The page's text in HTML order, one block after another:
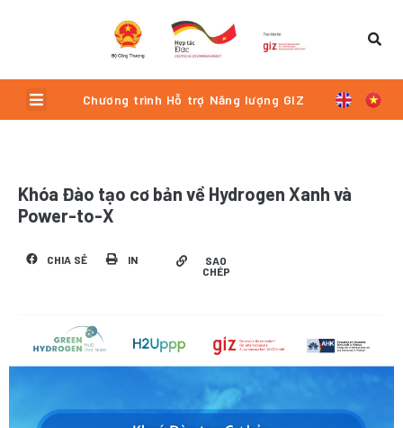
Menu Chương trình Hỗ trợ Năng lượng GIZ
Khóa Đào tạo cơ bản về Hydrogen Xanh và
Power-to-X
CHIA SẺ IN
SAO
CHÉP